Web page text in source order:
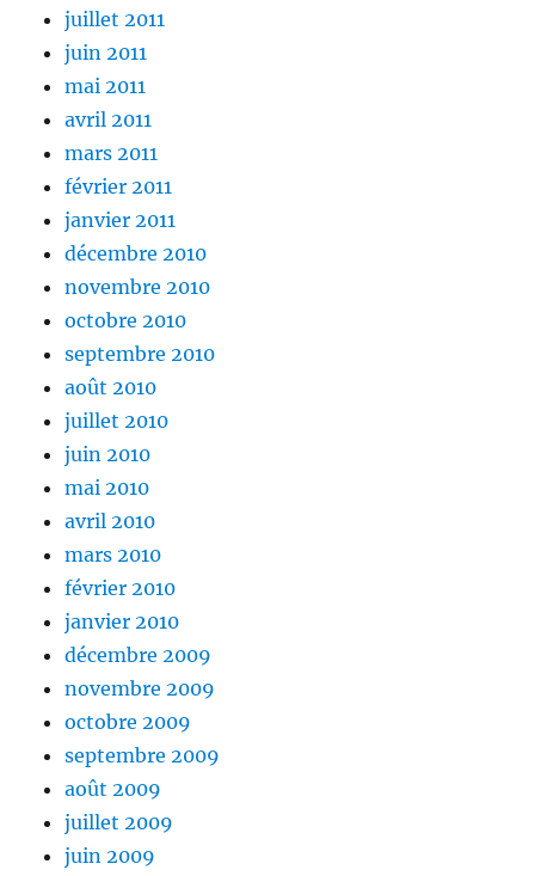
juillet 2011
juin 2011
mai 2011
avril 2011
mars 2011
février 2011
janvier 2011
décembre 2010
novembre 2010
octobre 2010
septembre 2010
août 2010
juillet 2010
juin 2010
mai 2010
avril 2010
mars 2010
février 2010
janvier 2010
décembre 2009
novembre 2009
octobre 2009
septembre 2009
août 2009
juillet 2009
juin 2009